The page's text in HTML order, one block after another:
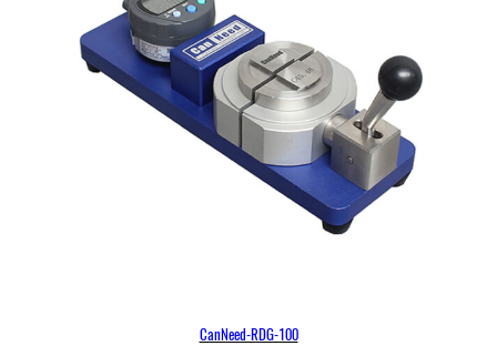
CanNeed-RDG-100